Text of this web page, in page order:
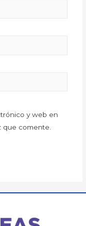
y web en
que comente.